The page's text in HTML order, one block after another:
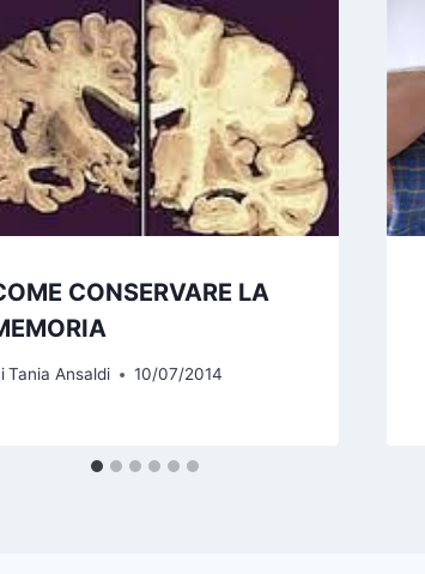
CONSERVARE LA
Tania Ansaldi 10/07/2014